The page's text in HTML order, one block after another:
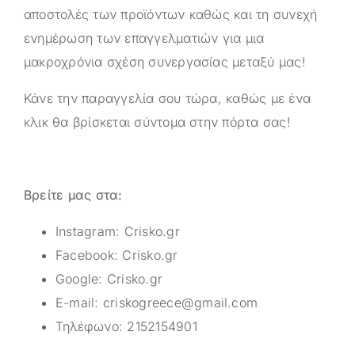
αποστολές των προϊόντων καθώς και τη συνεχή
ενημέρωση των επαγγελματιών για μια
μακροχρόνια σχέση συνεργασίας μεταξύ μας!
Κάνε την παραγγελία σου τώρα, καθώς με ένα
κλικ θα βρίσκεται σύντομα στην πόρτα σας!
Βρείτε μας στα:
Instagram: Crisko.gr
Facebook: Crisko.gr
Google: Crisko.gr
E-mail: criskogreece@gmail.com
Τηλέφωνο: 2152154901